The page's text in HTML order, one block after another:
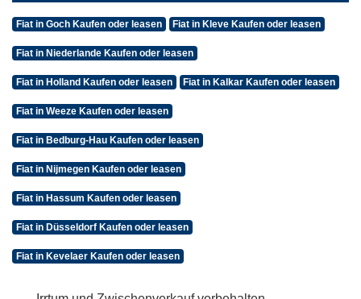
Fiat in Goch Kaufen oder leasen Fiat in Kleve Kaufen oder leasen
Fiat in Niederlande Kaufen oder leasen
Fiat in Holland Kaufen oder leasen Fiat in Kalkar Kaufen oder leasen
Fiat in Weeze Kaufen oder leasen
Fiat in Bedburg-Hau Kaufen oder leasen
Fiat in Nijmegen Kaufen oder leasen
Fiat in Hassum Kaufen oder leasen
Fiat in Düsseldorf Kaufen oder leasen
Fiat in Kevelaer Kaufen oder leasen